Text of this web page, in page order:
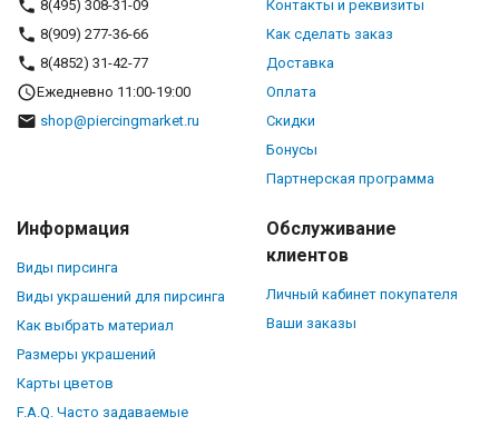
8(495) 308-31-09
8(909) 277-36-66
8(4852) 31-42-77
Ежедневно 11:00-19:00
shop@piercingmarket.ru
Контакты и реквизиты
Как сделать заказ
Доставка
Оплата
Скидки
Бонусы
Партнерская программа
Информация
Виды пирсинга
Виды украшений для пирсинга
Как выбрать материал
Размеры украшений
Карты цветов
F.A.Q. Часто задаваемые
Обслуживание
клиентов
Личный кабинет покупателя
Ваши заказы